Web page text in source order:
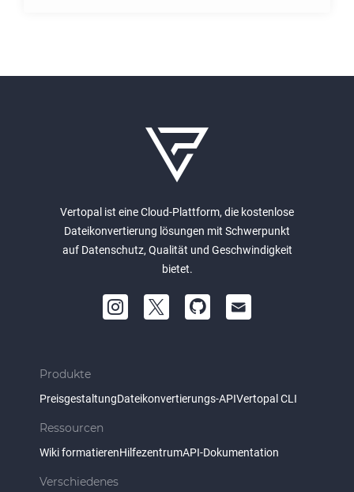
Vertopal ist eine Cloud-Plattform, die kostenlose
Dateikonvertierung lösungen mit Schwerpunkt
auf Datenschutz, Qualität und Geschwindigkeit
bietet.
Produkte
PreisgestaltungDateikonvertierungs-APIVertopal CLI
Ressourcen
Wiki formatierenHilfezentrumAPI-Dokumentation
Verschiedenes